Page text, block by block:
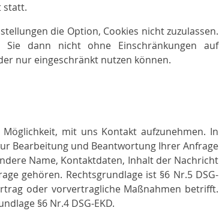
statt.
die Option, Cookies nicht zuzulassen.
dann nicht ohne Einschränkungen auf
nur eingeschränkt nutzen können.
mit uns Kontakt aufzunehmen. In
Bearbeitung und Beantwortung Ihrer Anfrage
Name, Kontaktdaten, Inhalt der Nachricht
gehören. Rechtsgrundlage ist §6 Nr.5 DSG-
oder vorvertragliche Maßnahmen betrifft.
§6 Nr.4 DSG-EKD.